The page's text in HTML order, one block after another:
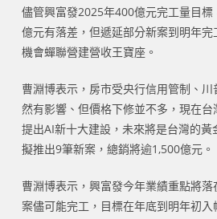
儘管興富發2025年400億元完工量目
億元有落差，但遞延部分新案到明年
機會蟬聯營建營收王寶座。
曹淵博表示，房市受央行信用管制、
然有影響、但價格下修並不多，現在
提出AI新十大建設，未來將是台灣的
擬推出9筆新案，總銷將逾1,500億元。
曹淵博表示，興富發今年業績重點將
案儘可能完工，目標在年底到明年初入